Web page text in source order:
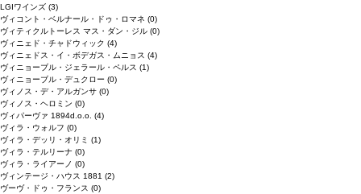
LGIワインズ (3)
ヴィコント・ベルナール・ドゥ・ロマネ (0)
ヴィティクルトーレス マス・ダン・ジル (0)
ヴィニェド・チャドウィック (4)
ヴィニェドス・イ・ボデガス・ムニョス (4)
ヴィニョーブル・ジェラール・ペルス (1)
ヴィニョーブル・デュクロー (0)
ヴィノス・デ・アルガンサ (0)
ヴィノス・ヘロミン (0)
ヴィパーヴァ 1894d.o.o. (4)
ヴィラ・ウォルフ (0)
ヴィラ・デッリ・オリミ (1)
ヴィラ・テルリーナ (0)
ヴィラ・ライアーノ (0)
ヴィンテージ・ハウス 1881 (2)
ヴーヴ・ドゥ・フランス (0)